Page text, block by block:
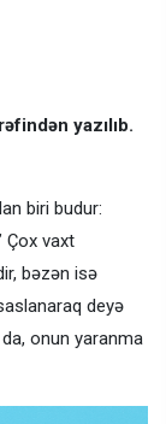
yazılıb.
biri budur:
Çox vaxt
bəzən isə
deyə
onun yaranma